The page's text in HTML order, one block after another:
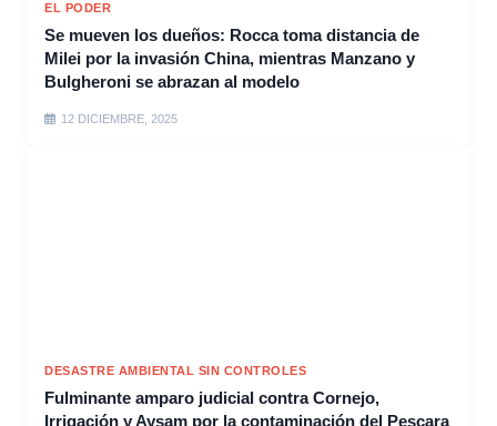
EL PODER
Se mueven los dueños: Rocca toma distancia de
Milei por la invasión China, mientras Manzano y
Bulgheroni se abrazan al modelo
12 DICIEMBRE, 2025
DESASTRE AMBIENTAL SIN CONTROLES
Fulminante amparo judicial contra Cornejo,
Irrigación y Aysam por la contaminación del Pescara